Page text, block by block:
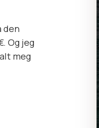
den
Og jeg
meg